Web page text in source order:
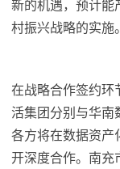
新的机遇，预计能
村振兴战略的实施。
在战略合作签约环
活集团分别与华南
各方将在数据资产
开深度合作。南充